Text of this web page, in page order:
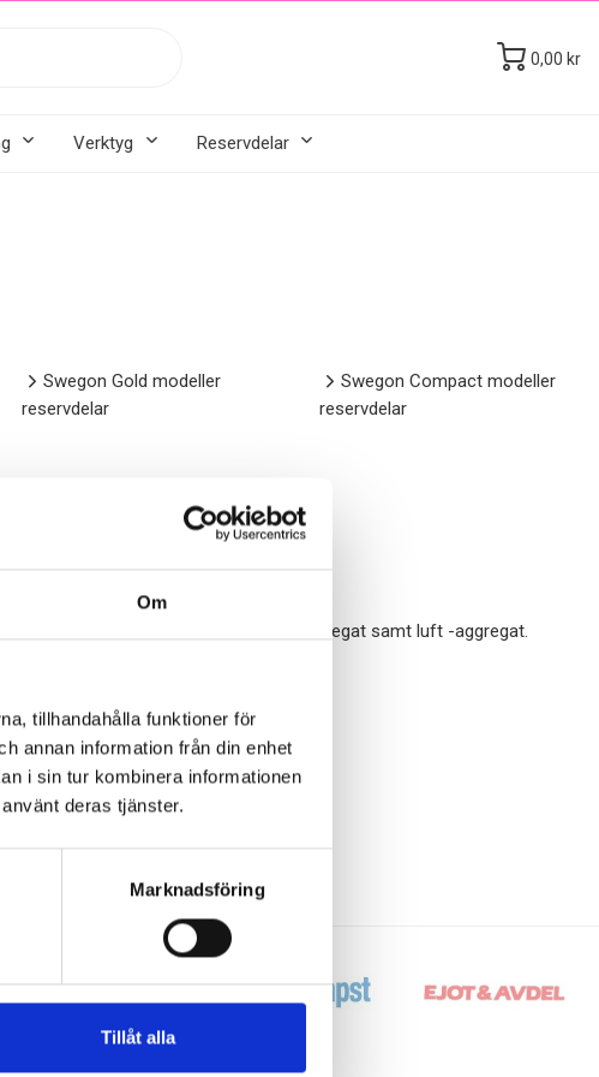
Om
tillhandahålla funktioner för
annan information från din enhet
i sin tur kombinera informationen
deras tjänster.
Marknadsföring
Tillåt alla
0,00 kr
Verktyg Reservdelar
Swegon Gold modeller
reservdelar
Swegon Compact modeller
reservdelar
och filter till utgångna Swegon ftx-aggregat samt luft -aggregat.